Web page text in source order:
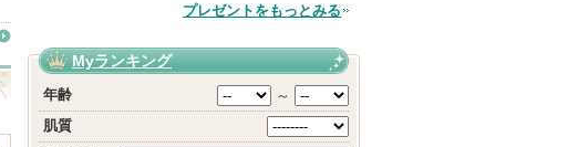
品
プレゼントをもっとみる
Myランキング
年齢
～
肌質